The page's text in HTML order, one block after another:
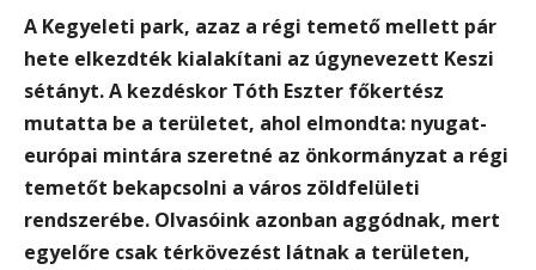
A Kegyeleti park, azaz a régi temető mellett pár
hete elkezdték kialakítani az úgynevezett Keszi
sétányt. A kezdéskor Tóth Eszter főkertész
mutatta be a területet, ahol elmondta: nyugat-
európai mintára szeretné az önkormányzat a régi
temetőt bekapcsolni a város zöldfelületi
rendszerébe. Olvasóink azonban aggódnak, mert
egyelőre csak térkövezést látnak a területen,